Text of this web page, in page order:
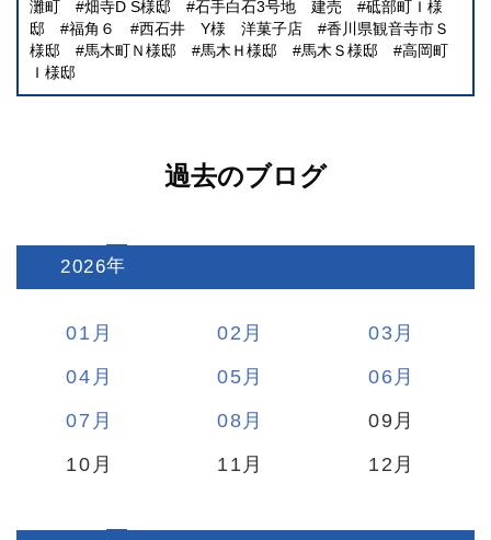
灘町 畑寺D S様邸 石手白石3号地 建売
砥部町Ｉ様
邸
福角６ 西石井 Y様 洋菓子店
香川県観音寺市Ｓ
様邸
馬木町Ｎ様邸 馬木Ｈ様邸 馬木Ｓ様邸
高岡町
Ｉ様邸
過去のブログ
2026:
01 02
03
04
05
06
07
08
09
10
11 12